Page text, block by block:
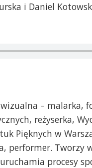
i Daniel
– malarka,
reżyserka,
Pięknych w
performer. Tworzy
procesy